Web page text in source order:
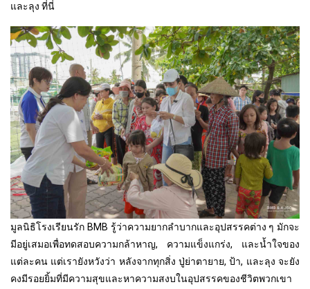
และลุง ที่นี่
มูลนิธิโรงเรียนรัก BMB รู้ว่าความยากลำบากและอุปสรรคต่าง ๆ มักจะ
มีอยู่เสมอเพื่อทดสอบความกล้าหาญ, ความแข็งแกร่ง, และน้ำใจของ
แต่ละคน แต่เรายังหวังว่า หลังจากทุกสิ่ง ปู่ย่าตายาย, ป้า, และลุง จะยัง
คงมีรอยยิ้มที่มีความสุขและหาความสงบในอุปสรรคของชีวิตพวกเขา